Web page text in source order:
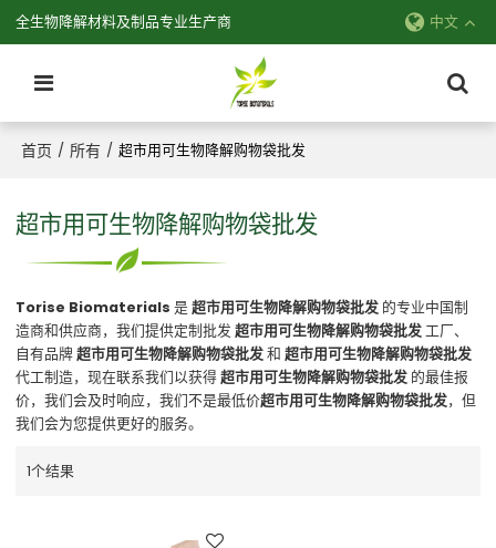
全生物降解材料及制品专业生产商 中文
首页 / 所有 / 超市用可生物降解购物袋批发
超市用可生物降解购物袋批发
Torise Biomaterials 是超市用可生物降解购物袋批发 的专业中国制
造商和供应商，我们提供定制批发超市用可生物降解购物袋批发工厂、
自有品牌超市用可生物降解购物袋批发和超市用可生物降解购物袋批发
代工制造，现在联系我们以获得超市用可生物降解购物袋批发 的最佳报
价，我们会及时响应，我们不是最低价超市用可生物降解购物袋批发，但
我们会为您提供更好的服务。
1个结果